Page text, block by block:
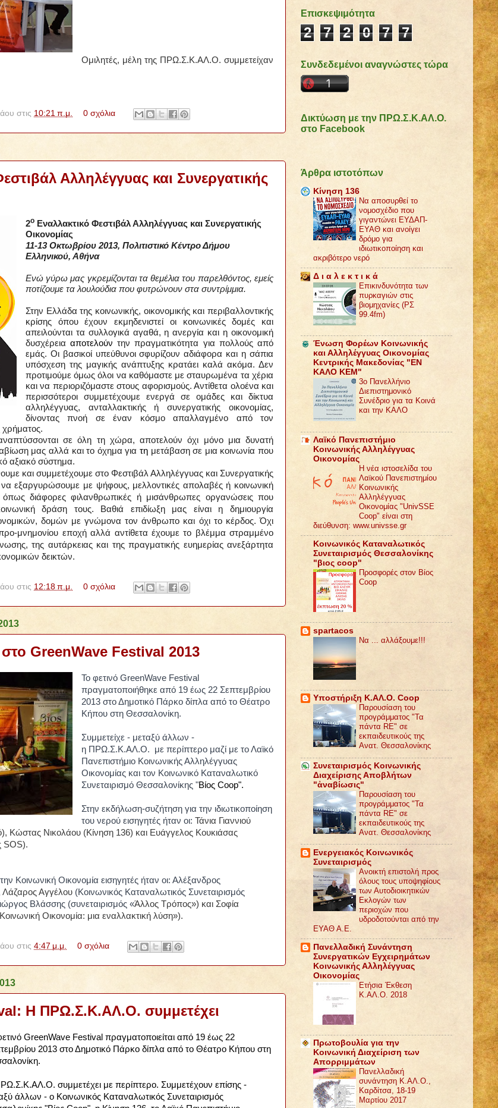
Ομιλητές, μέλη της ΠΡΩ.Σ.Κ.ΑΛ.Ο. συμμετείχαν
στις 10:21 π.μ. 0 σχόλια
Αλληλέγγυας και Συνεργατικής
2οΕναλλακτικό Φεστιβάλ Αλληλέγγυας και Συνεργατικής
Οικονομίας
11-13 Οκτωβρίου 2013, Πολιτιστικό Κέντρο Δήμου
Ελληνικού, Αθήνα
Ενώ γύρω μας γκρεμίζονται τα θεμέλια του παρελθόντος, εμείς
ποτίζουμε τα λουλούδια που φυτρώνουν στα συντρίμμια.
Στην Ελλάδα της κοινωνικής, οικονομικής και περιβαλλοντικής
κρίσης όπου έχουν εκμηδενιστεί οι κοινωνικές δομές και
απειλούνται τα συλλογικά αγαθά, η ανεργία και η οικονομική
δυσχέρεια αποτελούν την πραγματικότητα για πολλούς από
εμάς. Οι βασικοί υπεύθυνοι σφυρίζουν αδιάφορα και η σάπια
υπόσχεση της μαγικής ανάπτυξης κρατάει καλά ακόμα. Δεν
προτιμούμε όμως όλοι να καθόμαστε με σταυρωμένα τα χέρια
και να περιοριζόμαστε στους αφορισμούς. Αντίθετα ολοένα και
περισσότεροι συμμετέχουμε ενεργά σε ομάδες και δίκτυα
αλληλέγγυας, ανταλλακτικής ή συνεργατικής οικονομίας,
δίνοντας πνοή σε έναν κόσμο απαλλαγμένο από τον
σε όλη τη χώρα, αποτελούν όχι μόνο μια δυνατή
μας αλλά και το όχημα για τη μετάβαση σε μια κοινωνία που
αξιακό σύστημα.
και συμμετέχουμε στο Φεστιβάλ Αλληλέγγυας και Συνεργατικής
να εξαργυρώσουμε με ψήφους, μελλοντικές απολαβές ή κοινωνική
διάφορες φιλανθρωπικές ή μισάνθρωπες οργανώσεις που
δράση τους. Βαθιά επιδίωξη μας είναι η δημιουργία
δομών με γνώμονα τον άνθρωπο και όχι το κέρδος. Όχι
μνημονίου εποχή αλλά αντίθετα έχουμε το βλέμμα στραμμένο
της αυτάρκειας και της πραγματικής ευημερίας ανεξάρτητα
δεικτών.
στις 12:18 π.μ. 0 σχόλια
GreenWave Festival 2013
Το φετινό GreenWave Festival
πραγματοποιήθηκε από 19 έως 22 Σεπτεμβρίου
2013 στο Δημοτικό Πάρκο δίπλα από το Θέατρο
Κήπου στη Θεσσαλονίκη.
Συμμετείχε - μεταξύ άλλων -
η ΠΡΩ.Σ.Κ.ΑΛ.Ο. με περίπτερο μαζί με το Λαϊκό
Πανεπιστήμιο Κοινωνικής Αλληλέγγυας
Οικονομίας και τον Κοινωνικό Καταναλωτικό
Συνεταιρισμό Θεσσαλονίκης "Βίος Coop".
Στην εκδήλωση-συζήτηση για την ιδιωτικοποίηση
του νερού εισηγητές ήταν οι: Τάνια Γιαννιού
Κώστας Νικολάου (Κίνηση 136) και Ευάγγελος Κουκιάσας
SOS).
Κοινωνική Οικονομία εισηγητές ήταν οι: Αλέξανδρος
Λάζαρος Αγγέλου (Κοινωνικός Καταναλωτικός Συνεταιρισμός
Βλάσσης (συνεταιρισμός «Άλλος Τρόπος») και Σοφία
Κοινωνική Οικονομία: μια εναλλακτική λύση»).
στις 4:47 μ.μ. 0 σχόλια
Η ΠΡΩ.Σ.Κ.ΑΛ.Ο. συμμετέχει
GreenWave Festival πραγματοποιείται από 19 έως 22
2013 στο Δημοτικό Πάρκο δίπλα από το Θέατρο Κήπου στη
συμμετέχει με περίπτερο. Συμμετέχουν επίσης -
άλλων - ο Κοινωνικός Καταναλωτικός Συνεταιρισμός
Επισκεψιμότητα
2 7 2 0 7 7
Συνδεδεμένοι αναγνώστες τώρα
Δικτύωση με την ΠΡΩ.Σ.Κ.ΑΛ.Ο.
στο Facebook
Άρθρα ιστοτόπων
Κίνηση 136
Να αποσυρθεί το
νομοσχέδιο που
γιγαντώνει ΕΥΔΑΠ-
ΕΥΑΘ και ανοίγει
δρόμο για
ιδιωτικοποίηση και
ακριβότερο νερό
Δ ι α λ ε κ τ ι κ ά
Επικινδυνότητα των
πυρκαγιών στις
βιομηχανίες (ΡΣ
99.4fm)
Ένωση Φορέων Κοινωνικής
και Αλληλέγγυας Οικονομίας
Κεντρικής Μακεδονίας "ΕΝ
ΚΑΛΟ ΚΕΜ"
3ο Πανελλήνιο
Διεπιστημονικό
Συνέδριο για τα Κοινά
και την ΚΑΛΟ
Λαϊκό Πανεπιστήμιο
Κοινωνικής Αλληλέγγυας
Οικονομίας
Η νέα ιστοσελίδα του
Λαϊκού Πανεπιστημίου
Κοινωνικής
Αλληλέγγυας
Οικονομίας "UnivSSE
Coop" είναι στη
διεύθυνση: www.univsse.gr
Κοινωνικός Καταναλωτικός
Συνεταιρισμός Θεσσαλονίκης
"βιος coop"
Προσφορές στον Βίος
Coop
spartacos
Να ... αλλάξουμε!!!
Υποστήριξη Κ.ΑΛ.Ο. Coop
Παρουσίαση του
προγράμματος "Τα
πάντα RE" σε
εκπαιδευτικούς της
Ανατ. Θεσσαλονίκης
Συνεταιρισμός Κοινωνικής
Διαχείρισης Αποβλήτων
"ἀναβίωσις"
Παρουσίαση του
προγράμματος "Τα
πάντα RE" σε
εκπαιδευτικούς της
Ανατ. Θεσσαλονίκης
Ενεργειακός Κοινωνικός
Συνεταιρισμός
Ανοικτή επιστολή προς
όλους τους υποψηφίους
των Αυτοδιοικητικών
Εκλογών των
περιοχών που
υδροδοτούνται από την
ΕΥΑΘ Α.Ε.
Πανελλαδική Συνάντηση
Συνεργατικών Εγχειρημάτων
Κοινωνικής Αλληλέγγυας
Οικονομίας
Ετήσια Έκθεση
Κ.ΑΛ.Ο. 2018
Πρωτοβουλία για την
Κοινωνική Διαχείριση των
Απορριμμάτων
Πανελλαδική
συνάντηση Κ.ΑΛ.Ο.,
Καρδίτσα, 18-19
Μαρτίου 2017